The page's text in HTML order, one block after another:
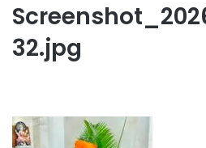
32.jpg